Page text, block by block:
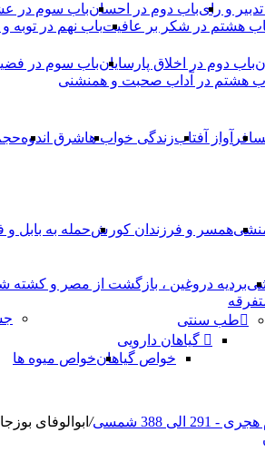
و رایباب دوم در احسانباب سوم در
هشتم در شکر بر عافیتباب نهم در توبه
باب دوم در اخلاق پارسایانباب سوم در
هشتم در آداب صحبت و همنشنى
آواز آفتابزندگی خواب هاشرق اندوه
همسر و فرزندان کورشحمله به بابل
بردیه دروغین ، بازگشت از مصر و کشته
طب سنتی
گیاهان دارویی
خواص گیاهانخواص میوه ها
الی 388 شمسی / ابوالوفای